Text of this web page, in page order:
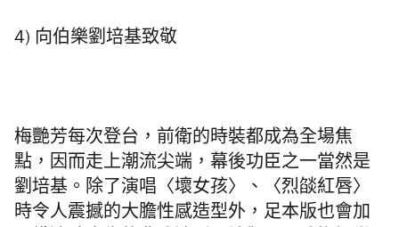
4) 向伯樂劉培基致敬
梅艷芳每次登台，前衛的時裝都成為全場焦
點，因而走上潮流尖端，幕後功臣之一當然是
劉培基。除了演唱〈壞女孩〉、〈烈燄紅唇〉
時令人震撼的大膽性感造型外，足本版也會加